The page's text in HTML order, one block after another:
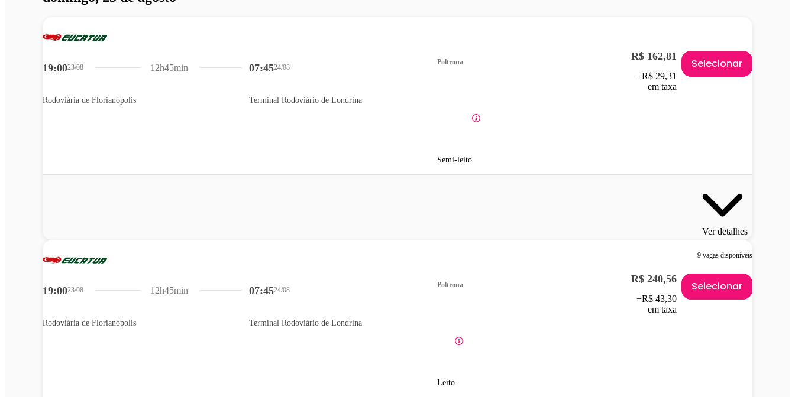
19:0023/08
Rodoviária de Florianópolis
07:4524/08
Terminal Rodoviário de Londrina
12h45min
Poltrona
Semi-leito
R$ 162,81
+R$ 29,31
em taxa
Selecionar
Ver detalhes
9 vagas disponíveis
19:0023/08
Rodoviária de Florianópolis
07:4524/08
Terminal Rodoviário de Londrina
12h45min
Poltrona
Leito
R$ 240,56
+R$ 43,30
em taxa
Selecionar